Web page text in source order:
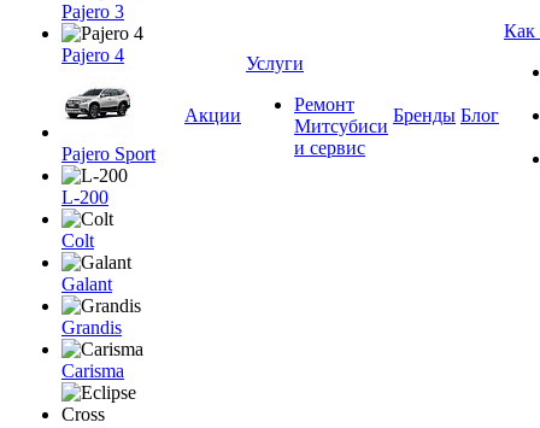
Pajero 3
Pajero 4
Pajero Sport
L-200
Colt
Galant
Grandis
Carisma
Акции
Услуги
Ремонт
Митсубиси
и сервис
Бренды Блог
Как